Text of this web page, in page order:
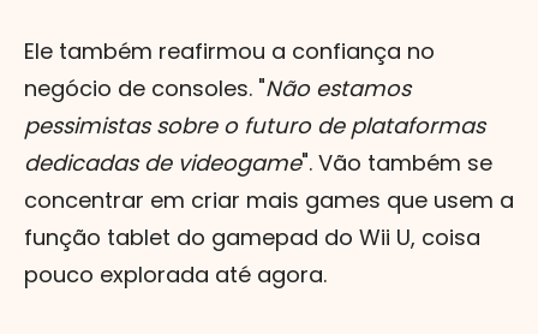
Ele também reafirmou a confiança no
negócio de consoles. "Não estamos
pessimistas sobre o futuro de plataformas
dedicadas de videogame". Vão também se
concentrar em criar mais games que usem a
função tablet do gamepad do Wii U, coisa
pouco explorada até agora.